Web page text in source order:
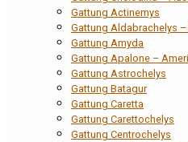
Gattung Actinemys
Gattung Aldabrachelys
Gattung Amyda
Gattung Apalone –
Gattung Astrochelys
Gattung Batagur
Gattung Caretta
Gattung Carettochelys
Gattung Centrochelys